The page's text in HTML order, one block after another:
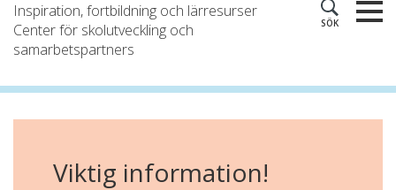
Inspiration, fortbildning och lärresurser
Center för skolutveckling och
samarbetspartners
SÖK
Viktig information!